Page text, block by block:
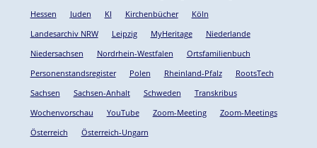
Hessen
Juden KI Kirchenbücher
Köln
Landesarchiv NRW
Leipzig MyHeritage
Niederlande
Niedersachsen
Nordrhein-Westfalen
Ortsfamilienbuch
Personenstandsregister
Polen Rheinland-Pfalz
RootsTech
Sachsen
Sachsen-Anhalt Schweden
Transkribus
Wochenvorschau
YouTube Zoom-Meeting
Zoom-Meetings
Österreich
Österreich-Ungarn